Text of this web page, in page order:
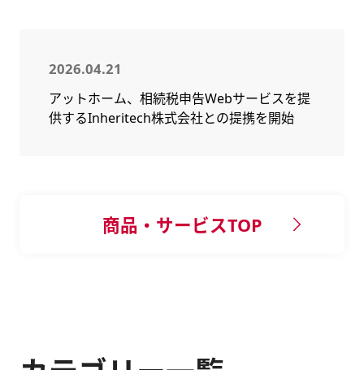
2026.04.21
アットホーム、相続税申告Webサービスを提
供するInheritech株式会社との提携を開始
商品・サービスTOP